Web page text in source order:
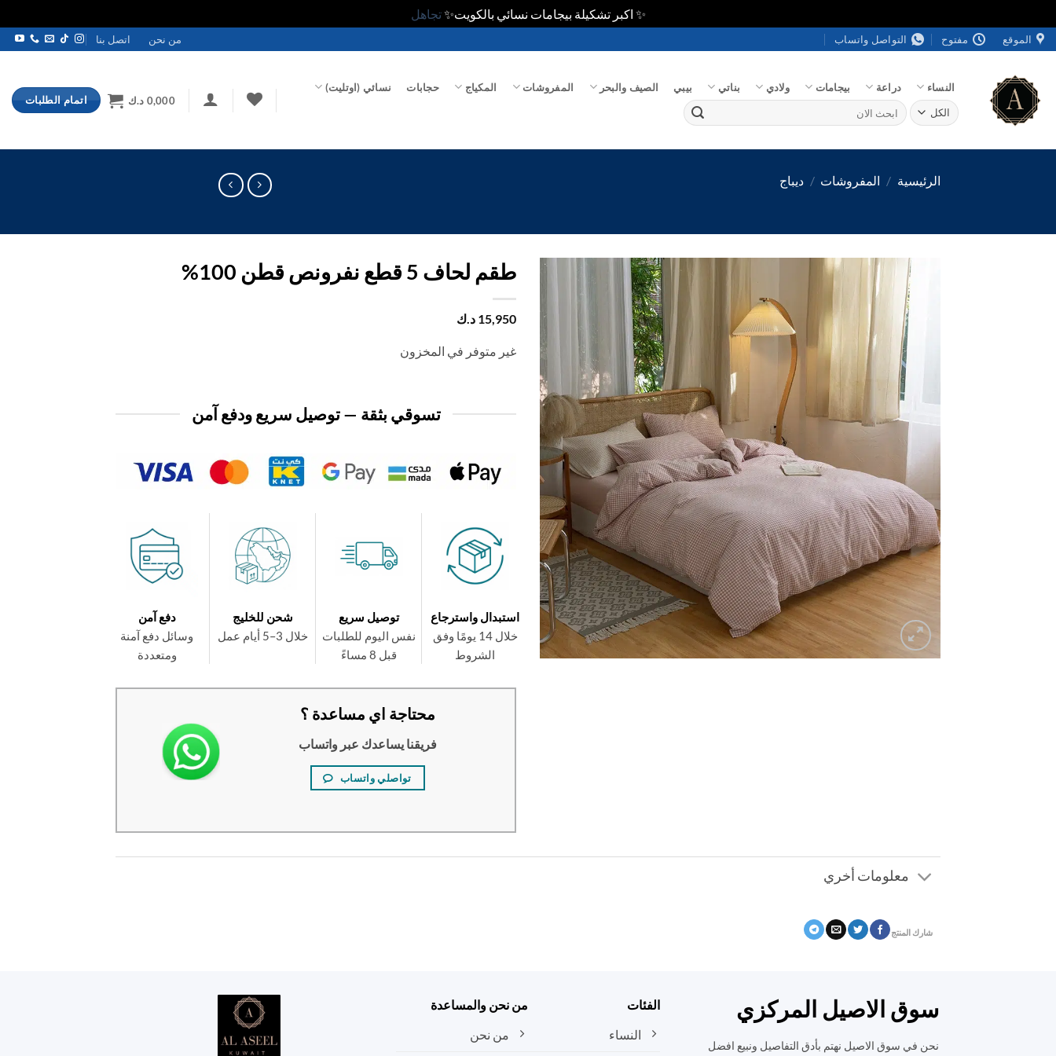
✨ اكبر تشكيلة بيجامات نسائي بالكويت✨تجاهل
تخطي
للمحتوى
الموقع مفتوح التواصل واتساب من نحن اتصل بنا
النساء دراعة بيجامات ولادي بناتي بيبي الصيف والبحر المفروشات المكياج حجابات نسائي (اوتليت)
البحث
عن:
0,000 د.ك اتمام الطلبات
الرئيسية / المفروشات / ديباج
اضف
الي
المفضلة
طقم لحاف 5 قطع نفرونص قطن 100%
15,950 د.ك
غير متوفر في المخزون
تسوقي بثقة — توصيل سريع ودفع آمن
استبدال واسترجاع
خلال 14 يومًا وفق
الشروط
توصيل سريع
نفس اليوم للطلبات
قبل 8 مساءً
شحن للخليج
خلال 3–5 أيام عمل
دفع آمن
وسائل دفع آمنة
ومتعددة
محتاجة اي مساعدة ؟
فريقنا يساعدك عبر واتساب
تواصلي واتساب
معلومات أخري
شارك المنتج
سوق الاصيل المركزي
نحن في سوق الاصيل نهتم بأدق التفاصيل ونبيع افضل
الفئات
النساء
من نحن والمساعدة
من نحن